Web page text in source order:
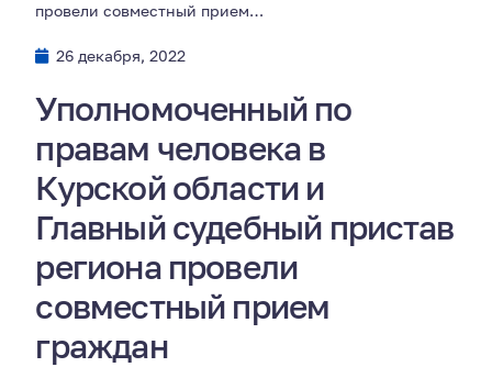
провели совместный прием…
26 декабря, 2022
Уполномоченный по
правам человека в
Курской области и
Главный судебный пристав
региона провели
совместный прием
граждан